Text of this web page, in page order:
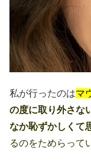
私が行ったのはマ
の度に取り外さな
なか恥ずかしくて
るのをためらって